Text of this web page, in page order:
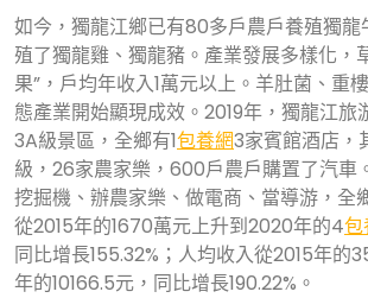
如今，獨龍江鄉已有80多戶農戶養殖獨龍
殖了獨龍雞、獨龍豬。產業發展多樣化，
果”，戶均年收入1萬元以上。羊肚菌、重
態產業開始顯現成效。2019年，獨龍江旅
3A級景區，全鄉有1包養網3家賓館酒店，
級，26家農家樂，600戶農戶購置了汽車
挖掘機、辦農家樂、做電商、當導游，全
從2015年的1670萬元上升到2020年的4包
同比增長155.32%；人均收入從2015年的
年的10166.5元，同比增長190.22%。